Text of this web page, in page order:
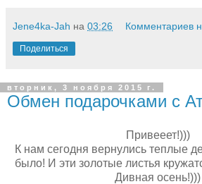
Jene4ka-Jah на 03:26 Комментариев
Поделиться
вторник, 3 ноября 2015 г.
Обмен подарочками с
Привееет!)))
К нам сегодня вернулись теплые
было! И эти золотые листья
Дивная осень!)))